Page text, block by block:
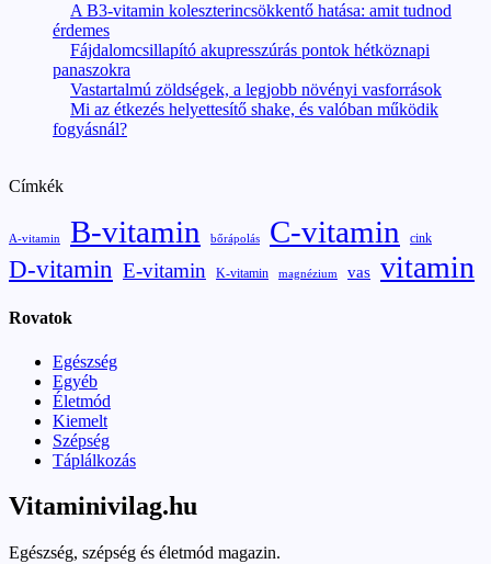
A B3-vitamin koleszterincsökkentő hatása: amit tudnod
érdemes
Fájdalomcsillapító akupresszúrás pontok hétköznapi
panaszokra
Vastartalmú zöldségek, a legjobb növényi vasforrások
Mi az étkezés helyettesítő shake, és valóban működik
fogyásnál?
Címkék
A-vitamin B-vitamin bőrápolás C-vitamin cink
D-vitamin E-vitamin K-vitamin magnézium vas vitamin
Rovatok
Egészség
Egyéb
Életmód
Kiemelt
Szépség
Táplálkozás
Vitaminivilag.hu
Egészség, szépség és életmód magazin.